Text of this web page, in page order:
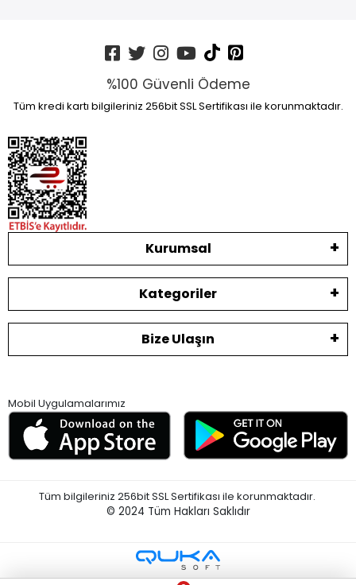
%100 Güvenli Ödeme
Tüm kredi kartı bilgileriniz 256bit SSL Sertifikası ile korunmaktadır.
Kurumsal
Kategoriler
Bize Ulaşın
Mobil Uygulamalarımız
Tüm bilgileriniz 256bit SSL Sertifikası ile korunmaktadır.
© 2024 Tüm Hakları Saklıdır